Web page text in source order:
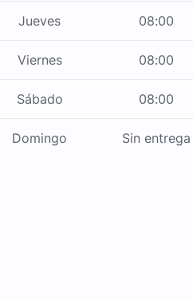
Jueves 08:00
Viernes 08:00
Sábado 08:00
Domingo Sin entrega